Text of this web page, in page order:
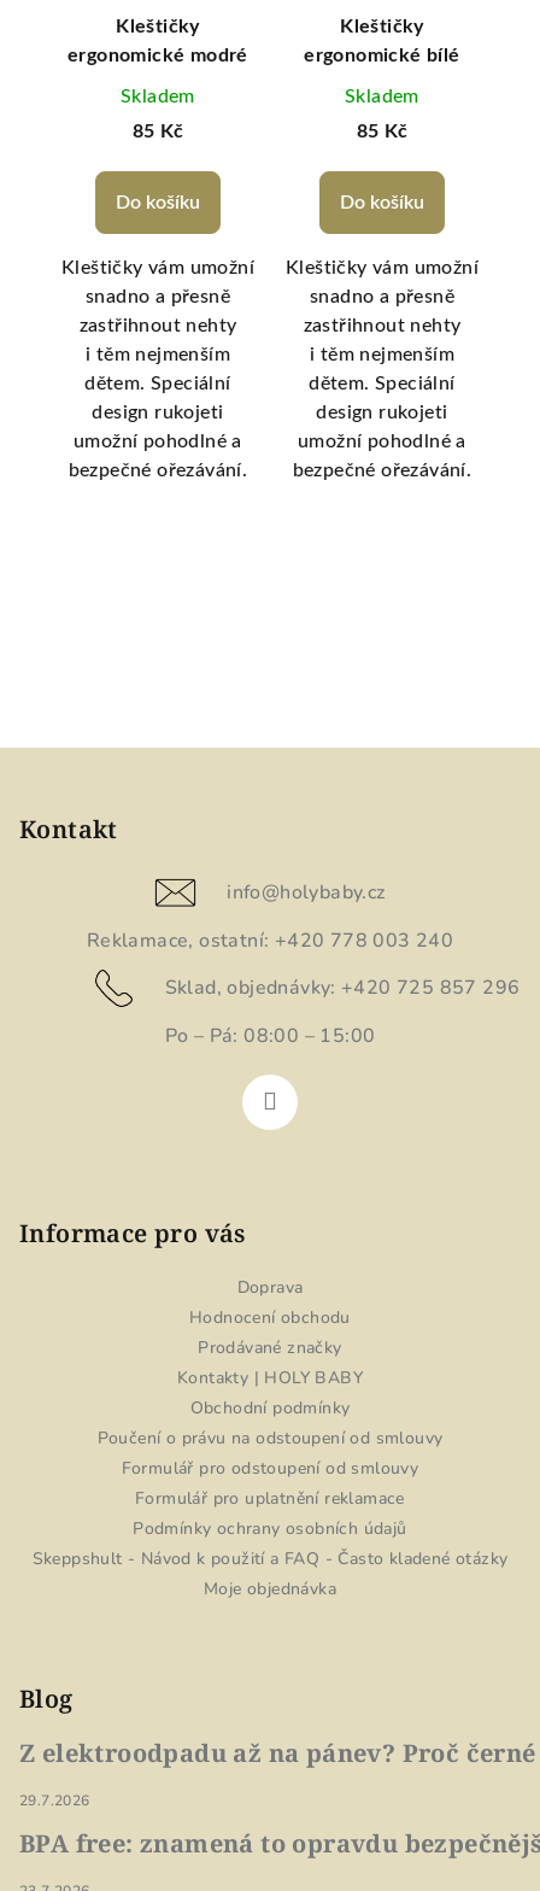
Kleštičky
ergonomické modré
Skladem
85 Kč
Do košíku
Kleštičky vám umožní
snadno a přesně
zastřihnout nehty
i těm nejmenším
dětem. Speciální
design rukojeti
umožní pohodlné a
bezpečné ořezávání.
Kleštičky
ergonomické bílé
Skladem
85 Kč
Do košíku
Kleštičky vám umožní
snadno a přesně
zastřihnout nehty
i těm nejmenším
dětem. Speciální
design rukojeti
umožní pohodlné a
bezpečné ořezávání.
Kontakt
info@holybaby.cz
Reklamace, ostatní: +420 778 003 240
Sklad, objednávky: +420 725 857 296
Po – Pá: 08:00 – 15:00
Informace pro vás
Doprava
Hodnocení obchodu
Prodávané značky
Kontakty | HOLY BABY
Obchodní podmínky
Poučení o právu na odstoupení od smlouvy
Formulář pro odstoupení od smlouvy
Formulář pro uplatnění reklamace
Podmínky ochrany osobních údajů
Skeppshult - Návod k použití a FAQ - Často kladené otázky
Moje objednávka
Blog
Z elektroodpadu až na pánev? Proč
29.7.2026
BPA free: znamená to opravdu